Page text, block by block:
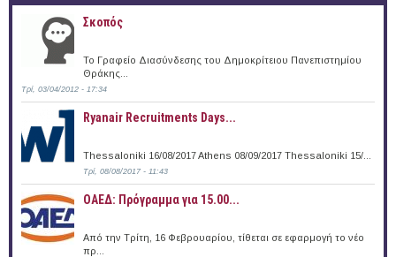
Σκοπός
Το Γραφείο Διασύνδεσης του Δημοκρίτειου Πανεπιστημίου
Θράκης...
Τρί, 03/04/2012 - 17:34
Ryanair Recruitments Days...
Thessaloniki 16/08/2017 Athens 08/09/2017 Thessaloniki 15/...
Τρί, 08/08/2017 - 11:43
ΟΑΕΔ: Πρόγραμμα για 15.00...
Από την Τρίτη, 16 Φεβρουαρίου, τίθεται σε εφαρμογή το νέο
πρ...